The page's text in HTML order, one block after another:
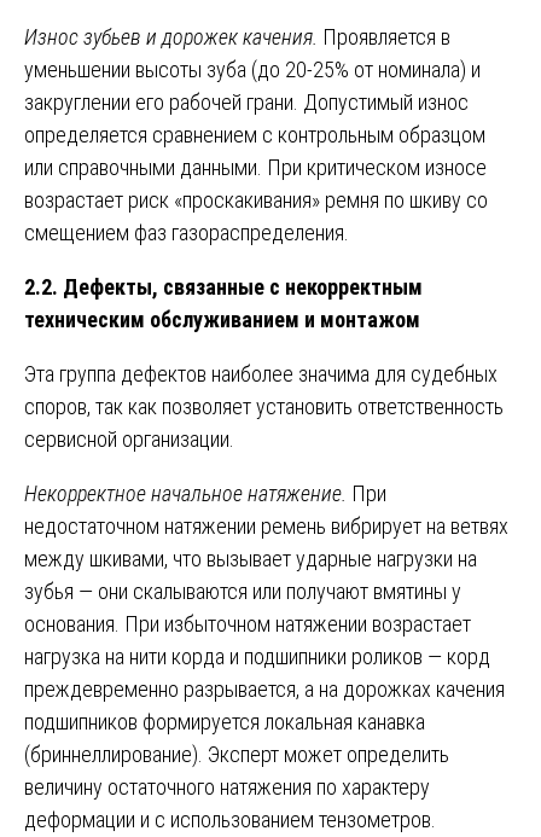
Износ зубьев и дорожек качения. Проявляется в
уменьшении высоты зуба (до 20-25% от номинала) и
закруглении его рабочей грани. Допустимый износ
определяется сравнением с контрольным образцом
или справочными данными. При критическом износе
возрастает риск «проскакивания» ремня по шкиву со
смещением фаз газораспределения.
2.2. Дефекты, связанные с некорректным
техническим обслуживанием и монтажом
Эта группа дефектов наиболее значима для судебных
споров, так как позволяет установить ответственность
сервисной организации.
Некорректное начальное натяжение. При
недостаточном натяжении ремень вибрирует на ветвях
между шкивами, что вызывает ударные нагрузки на
зубья — они скалываются или получают вмятины у
основания. При избыточном натяжении возрастает
нагрузка на нити корда и подшипники роликов — корд
преждевременно разрывается, а на дорожках качения
подшипников формируется локальная канавка
(бриннеллирование). Эксперт может определить
величину остаточного натяжения по характеру
деформации и с использованием тензометров.